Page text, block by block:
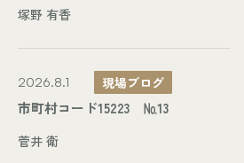
塚野 有香
2026.8.1 現場ブログ
市町村コード15223 №13
菅井 衛